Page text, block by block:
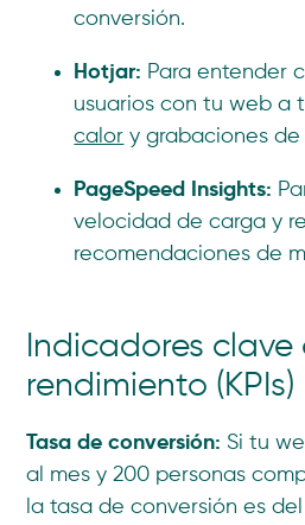
conversión.
Hotjar: Para entender
usuarios con tu web a
calor y grabaciones de
PageSpeed Insights:
velocidad de carga y
recomendaciones de
Indicadores clave
rendimiento (KPIs)
Tasa de conversión: Si tu
al mes y 200 personas
la tasa de conversión es del